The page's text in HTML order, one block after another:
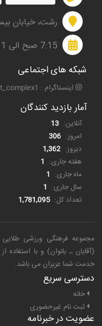
رشت، خیابان
7:15 صبح الی 11 شب
شبکه های اجتماعی
اینستاگرام : Golden_sport_complex1
آمار بازدید کنندگان
آنلاین: 13
امروز: 306
دیروز: 1,362
هفته جاری: 1
ماه جاری: 1
سال جاری: 1
تعداد کل: 1,781,095
مجموعه فرهنگی ورزشی
(آقایان ـ بانوان) و با
خدمت شما عزیزان می باشد.
دسترسی سریع
خانه
ثبت نام غیرحضوری
عضویت در خبرنامه